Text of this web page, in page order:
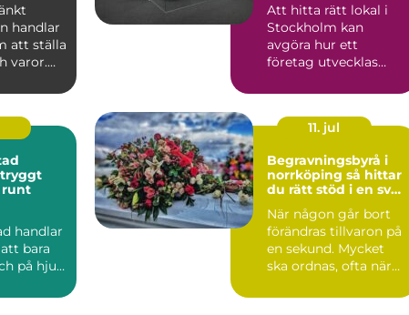
handlar
att ställa
varor.
Att hitta rätt lokal i
Stockholm kan
avgöra hur ett
företag utvecklas
framåt. Läget p...
runt
handlar
bara
på hjul.
11. jul
Begravningsbyrå i
norrköping så hittar
du rätt stöd i en svår
När någon går bort
förändras tillvaron på
en sekund. Mycket
ska ordnas, ofta när